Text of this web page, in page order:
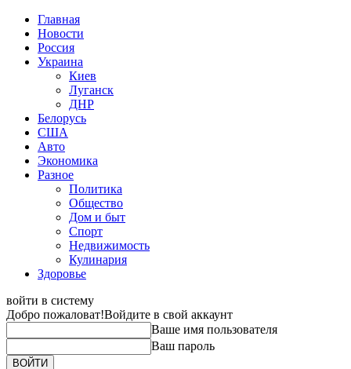
Главная
Новости
Россия
Украина
Киев
Луганск
ДНР
Белорусь
США
Авто
Экономика
Разное
Политика
Общество
Дом и быт
Спорт
Недвижимость
Кулинария
Здоровье
войти в систему
Добро пожаловат!Войдите в свой аккаунт
Ваше имя пользователя
Ваш пароль